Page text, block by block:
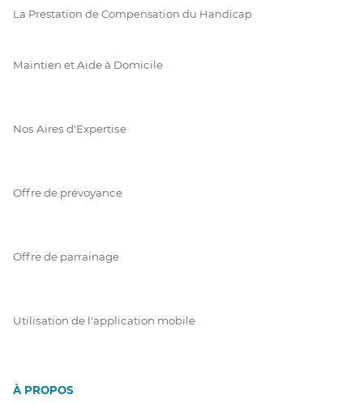
La Prestation de Compensation du Handicap
Maintien et Aide à Domicile
Nos Aires d'Expertise
Offre de prévoyance
Offre de parrainage
Utilisation de l'application mobile
À PROPOS